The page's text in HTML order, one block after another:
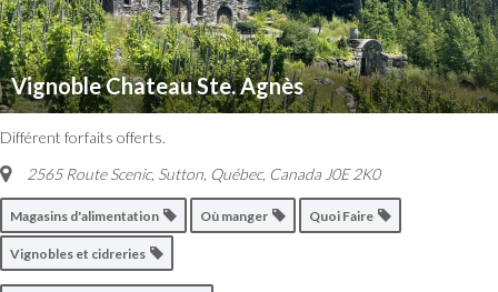
Vignoble Chateau Ste. Agnès
Différent forfaits offerts.
2565 Route Scenic, Sutton Québec, Canada J0E 2K0
Magasins d'alimentation Où manger Quoi Faire
Vignobles et cidreries